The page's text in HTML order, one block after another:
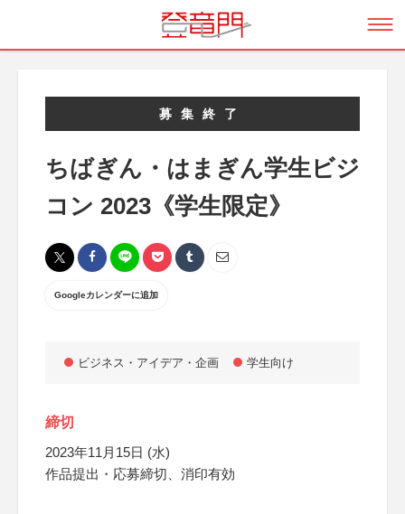
募集終了
ちばぎん・はまぎん学生ビジ
コン 2023《学生限定》
Googleカレンダーに追加
ビジネス・アイデア・企画 学生向け
締切
2023年11月15日 (水)
作品提出・応募締切、消印有効